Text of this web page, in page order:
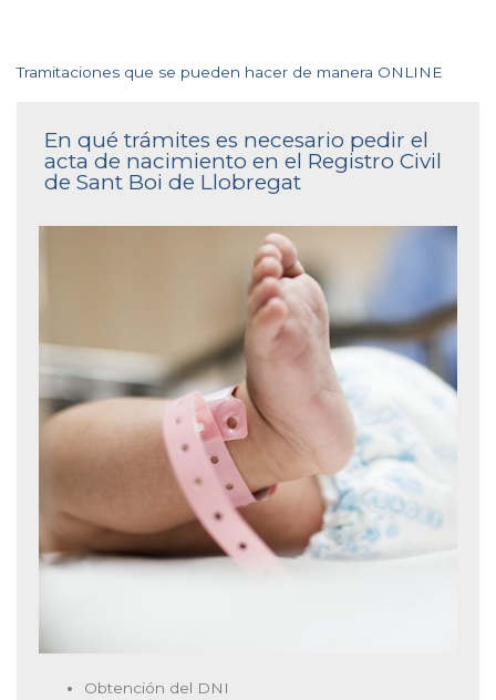
Tramitaciones que se pueden hacer de manera ONLINE
En qué trámites es necesario pedir el
acta de nacimiento en el Registro Civil
de Sant Boi de Llobregat
Obtención del DNI